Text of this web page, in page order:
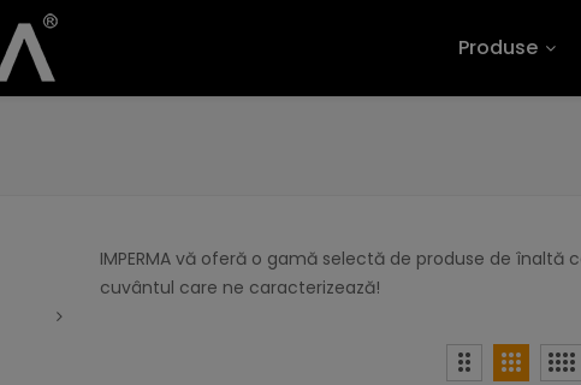
Produse
IMPERMA vă oferă o gamă selectă de produse de
cuvântul care ne caracterizează!